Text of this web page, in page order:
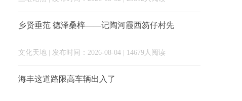
乡贤垂范 德泽桑梓——记陶河霞西笏仔村先
文化天地 | 发布时间：2026-08-04 | 14679人阅读
海丰这道路限高车辆出入了